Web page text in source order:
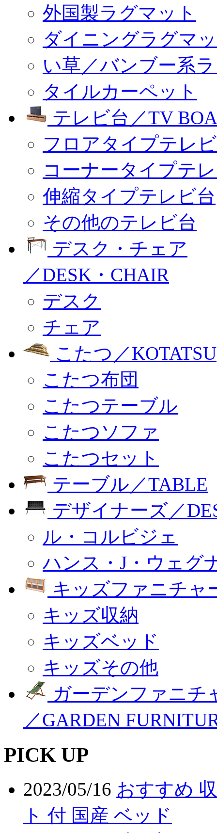
外国製ラグマット
ダイニングラグマ
い草／バンブー系
タイルカーペット
テレビ台／TV
フロアタイプテレ
コーナータイプテ
伸縮タイプテレビ台
その他のテレビ台
デスク・チェア
／DESK・CHAIR
デスク
チェア
こたつ／KOTATSU
こたつ布団
こたつテーブル
こたつソファ
こたつセット
テーブル／TABLE
デザイナーズ／
ル・コルビジェ
ハンス・J・ウェグ
キッズファニチャ
キッズ収納
キッズベッド
キッズその他
ガーデンファニチ
／GARDEN
PICK UP
2023/05/16 おすすめ
ト 付 国産 ベッド